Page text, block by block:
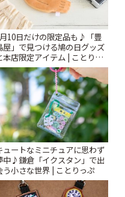
10日だけの限定品も♪「豊
屋」で見つける鳩の日グッズ
本店限定アイテム | ことりっ
ュートなミニチュアに思わず
中♪鎌倉「イクスタン」で出
う小さな世界 | ことりっぷ